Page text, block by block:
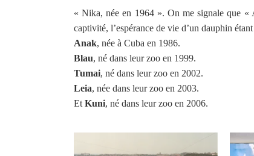
« Nika, née en 1964 ». On me signale que «
captivité, l’espérance de vie d’un dauphin
Anak, née à Cuba en 1986.
Blau, né dans leur zoo en 1999.
Tumai, né dans leur zoo en 2002.
Leia, née dans leur zoo en 2003.
Et Kuni, né dans leur zoo en 2006.